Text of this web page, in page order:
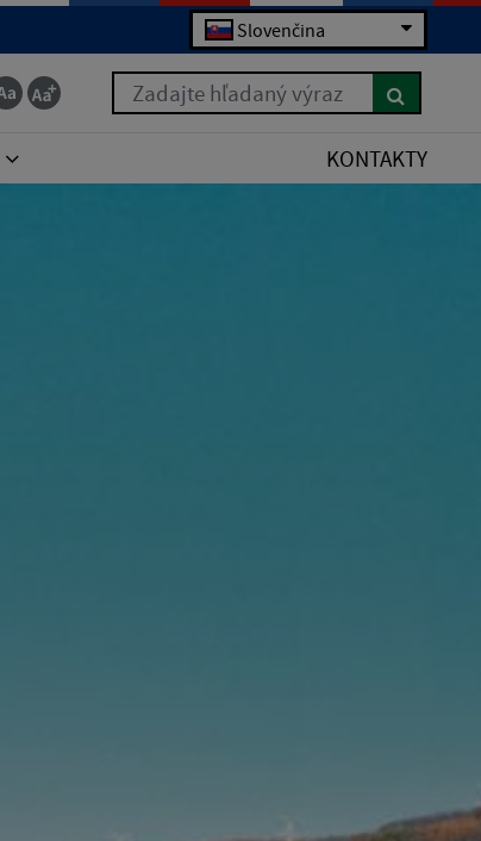
Slovenčina
Zadajte hľadaný výraz
KONTAKTY